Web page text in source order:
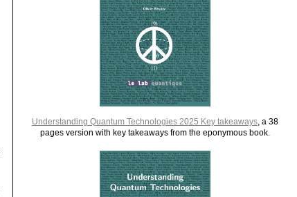
Understanding Quantum Technologies 2025 Key takeaways, a 38
pages version with key takeaways from the eponymous book.